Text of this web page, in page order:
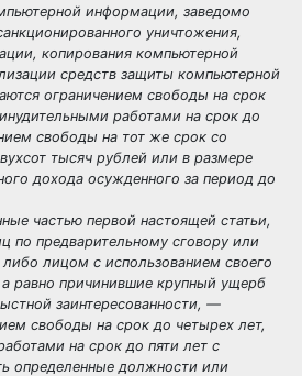
информации, заведомо
уничтожения,
копирования компьютерной
средств защиты компьютерной
ограничением свободы на срок
работами на срок до
свободы на тот же срок со
тысяч рублей или в размере
дохода осужденного за период до
частью первой настоящей статьи,
по предварительному сговору или
либо лицом с использованием своего
равно причинившие крупный ущерб
заинтересованности, —
свободы на срок до четырех лет,
на срок до пяти лет с
определенные должности или